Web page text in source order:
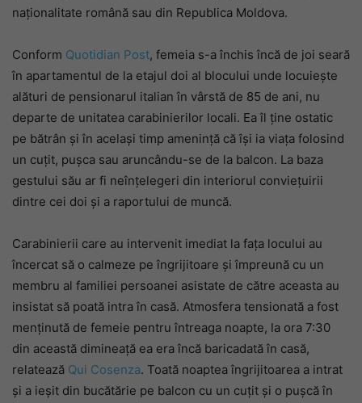
naționalitate română sau din Republica Moldova.
Conform Quotidian Post, femeia s-a închis încă de joi seară
în apartamentul de la etajul doi al blocului unde locuiește
alături de pensionarul italian în vârstă de 85 de ani, nu
departe de unitatea carabinierilor locali. Ea îl ține ostatic
pe bătrân și în același timp amenință că își ia viața folosind
un cuțit, pușca sau aruncându-se de la balcon. La baza
gestului său ar fi neînțelegeri din interiorul conviețuirii
dintre cei doi și a raportului de muncă.
Carabinierii care au intervenit imediat la fața locului au
încercat să o calmeze pe îngrijitoare și împreună cu un
membru al familiei persoanei asistate de către aceasta au
insistat să poată intra în casă. Atmosfera tensionată a fost
menținută de femeie pentru întreaga noapte, la ora 7:30
din această dimineață ea era încă baricadată în casă,
relatează Qui Cosenza. Toată noaptea îngrijitoarea a intrat
și a ieșit din bucătărie pe balcon cu un cuțit și o pușcă în